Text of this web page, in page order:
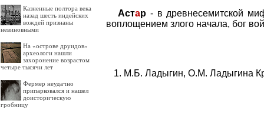
Казненные полтора века
назад шесть индейских
вождей признаны
невиновными
На «острове друидов»
археологи нашли
захоронение возрастом
четыре тысячи лет
Фермер неудачно
припарковался и нашел
доисторическую
гробницу
Астар - в древнесемитской
воплощением злого начала, бог
М.Б. Ладыгин, О.М. Ладыгина